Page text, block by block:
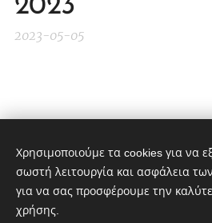
2023
2023-05-05
Χρησιμοποιούμε τα cookies για να
σωστή λειτουργία και ασφάλεια
για να σας προσφέρουμε την
χρήσης.